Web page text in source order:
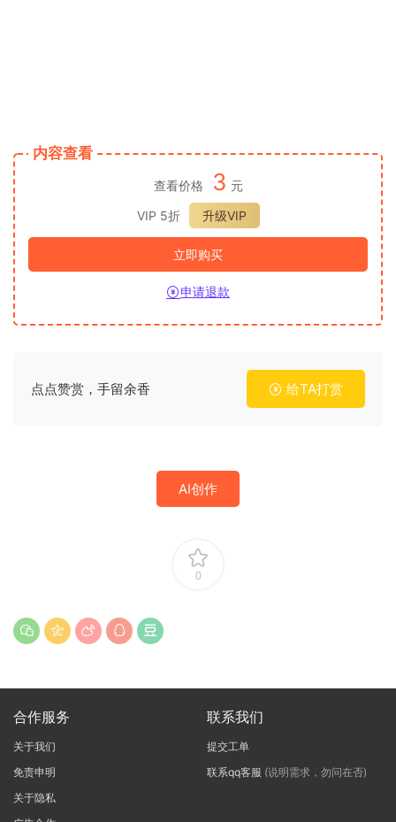
内容查看
查看价格 3 元
VIP 5折
升级VIP
立即购买
申请退款
点点赞赏，手留余香 给TA打赏
AI创作
0
合作服务
关于我们
免责申明
关于隐私
联系我们
提交工单
联系qq客服 (说明需求，勿问在否)